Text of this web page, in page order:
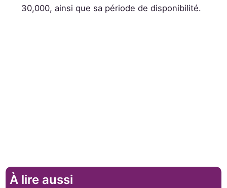
30,000, ainsi que sa période de disponibilité.
À lire aussi